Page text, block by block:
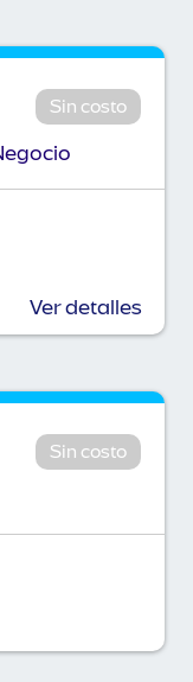
Sin costo
Ver detalles
Sin costo